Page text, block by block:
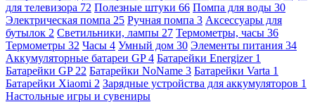
для телевизора 72 Полезные штуки 66 Помпа для воды 30
Электрическая помпа 25 Ручная помпа 3 Аксессуары для
бутылок 2 Светильники, лампы 27 Термометры, часы 36
Термометры 32 Часы 4 Умный дом 30 Элементы питания 34
Аккумуляторные батареи GP4 Батарейки Energizer 1
Батарейки GP 22 Батарейки NoName 3 Батарейки Varta 1
Батарейки Xiaomi 2 Зарядные устройства для аккумуляторов 1
Настольные игры и сувениры